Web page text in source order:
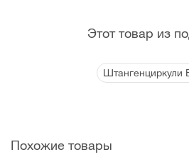
Этот товар из
Штангенциркули
Похожие товары